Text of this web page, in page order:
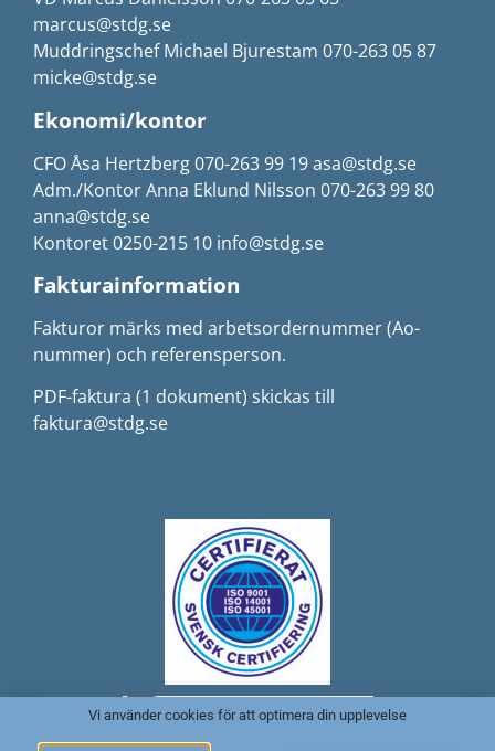
marcus@stdg.se
Muddringschef Michael Bjurestam 070-263 05 87
micke@stdg.se
Ekonomi/kontor
CFO Åsa Hertzberg 070-263 99 19 asa@stdg.se
Adm./Kontor Anna Eklund Nilsson 070-263 99 80
anna@stdg.se
Kontoret 0250-215 10 info@stdg.se
Fakturainformation
Fakturor märks med arbetsordernummer (Ao-
nummer) och referensperson.
PDF-faktura (1 dokument) skickas till
faktura@stdg.se
Vi använder cookies för att optimera din upplevelse